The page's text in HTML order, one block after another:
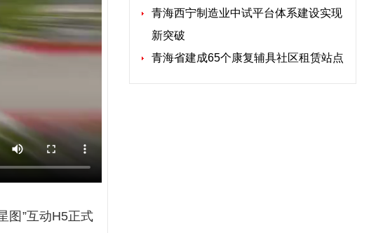
图”互动H5正式
青海西宁制造业中试平台体系建设实现
新突破
青海省建成65个康复辅具社区租赁站点